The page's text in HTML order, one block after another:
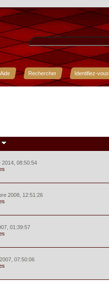
Aide Rechercher Identifiez-vous
2014, 08:50:54
2008, 12:51:26
01:39:57
07:50:06